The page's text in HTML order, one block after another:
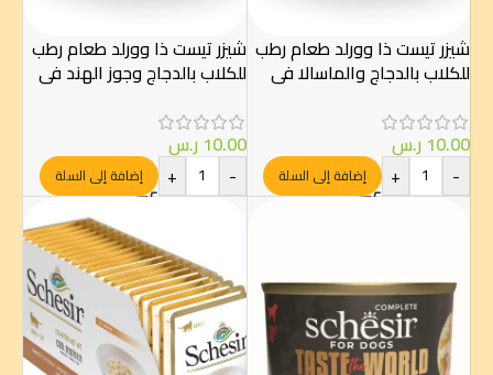
شيزر تيست ذا وورلد طعام رطب
للكلاب بالدجاج والماسالا في
10.00 ر.س
-
+ إضافة إلى السلة
شيزر تيست ذا وورلد طعام رطب
للكلاب بالدجاج وجوز الهند في
10.00 ر.س
-
+ إضافة إلى السلة